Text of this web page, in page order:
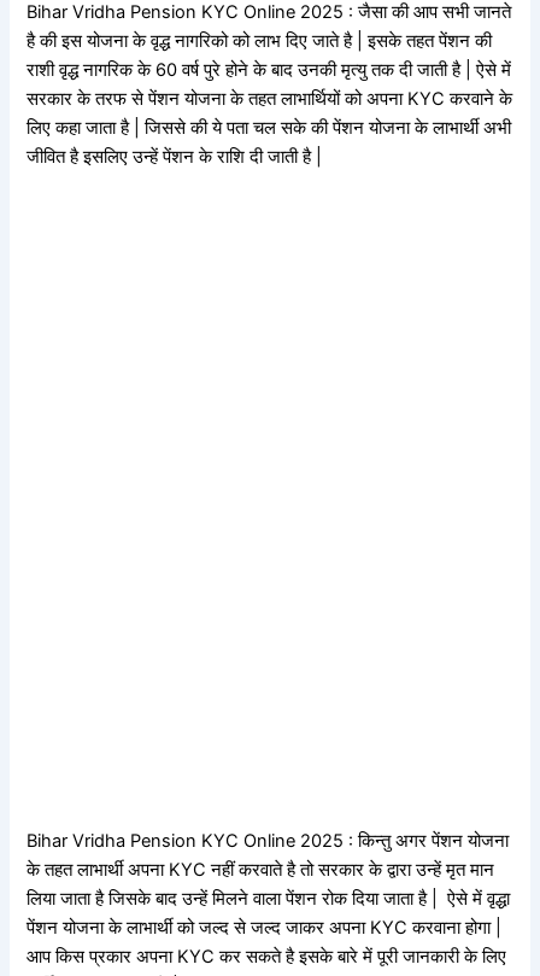
Bihar Vridha Pension KYC Online 2025 : जैसा की आप सभी जानते
है की इस योजना के वृद्ध नागरिको को लाभ दिए जाते है | इसके तहत पेंशन की
राशी वृद्ध नागरिक के 60 वर्ष पुरे होने के बाद उनकी मृत्यु तक दी जाती है | ऐसे में
सरकार के तरफ से पेंशन योजना के तहत लाभार्थियों को अपना KYC करवाने के
लिए कहा जाता है | जिससे की ये पता चल सके की पेंशन योजना के लाभार्थी अभी
जीवित है इसलिए उन्हें पेंशन के राशि दी जाती है |
Bihar Vridha Pension KYC Online 2025 : किन्तु अगर पेंशन योजना
के तहत लाभार्थी अपना KYC नहीं करवाते है तो सरकार के द्वारा उन्हें मृत मान
लिया जाता है जिसके बाद उन्हें मिलने वाला पेंशन रोक दिया जाता है | ऐसे में वृद्धा
पेंशन योजना के लाभार्थी को जल्द से जल्द जाकर अपना KYC करवाना होगा |
आप किस प्रकार अपना KYC कर सकते है इसके बारे में पूरी जानकारी के लिए